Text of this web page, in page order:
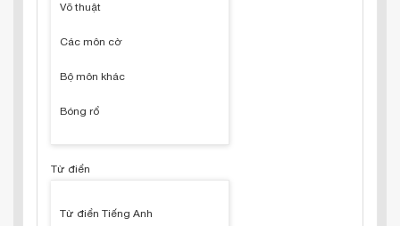
Võ thuật
Các môn cờ
Bộ môn khác
Bóng rổ
Từ điển
Từ điển Tiếng Anh